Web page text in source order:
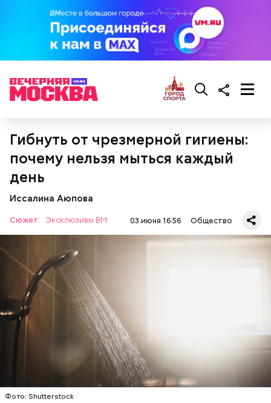
Гибнуть от чрезмерной гигиены:
почему нельзя мыться каждый
день
Иссалина Аюпова
Сюжет: Эксклюзивы ВМ 03 июня 16:56 Общество
Фото: Shutterstock
Уберут отеки и улучшат зрение:
диетолог Соломатина рассказала
о пользе кабачков
Кабачки, тушеные с курицей
Ингредиенты:
Как приготовить домашний
майонез: три простых рецепта
Эндокринолог Куликова
объяснила, в чем заключается
польза сезонных овощей и
фруктов
При выборе дыни эксперт посоветовала